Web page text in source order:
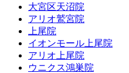
大宮区天沼院
アリオ鷲宮院
上尾院
イオンモール上尾院
アリオ上尾院
ウニクス鴻巣院